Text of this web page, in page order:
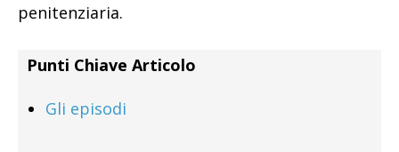
penitenziaria.
Punti Chiave Articolo
Gli episodi